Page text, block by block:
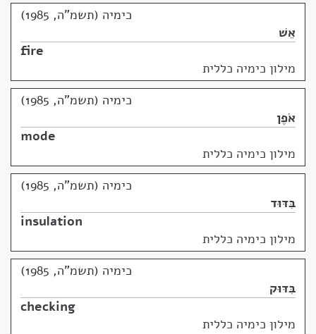
כימיה (תשמ"ה, 1985)
אֵשׁ
fire
מילון כימיה כללית
כימיה (תשמ"ה, 1985)
אֹפֶן
mode
מילון כימיה כללית
כימיה (תשמ"ה, 1985)
בִּדּוּד
insulation
מילון כימיה כללית
כימיה (תשמ"ה, 1985)
בִּדּוּק
checking
מילון כימיה כללית